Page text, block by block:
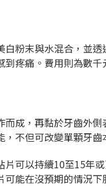
白粉末與水混合，並
疼痛。費用則為數
而成，再黏於牙齒外
，不但可改變單顆牙
片可以持續10至15年
可能在沒預期的情況